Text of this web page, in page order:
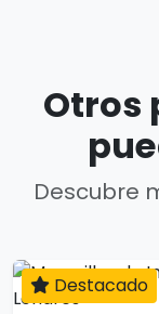
Otros
Descubre
Destacado